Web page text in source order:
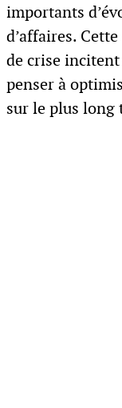
importants
d’affaires.
de crise
penser à
sur le plus long